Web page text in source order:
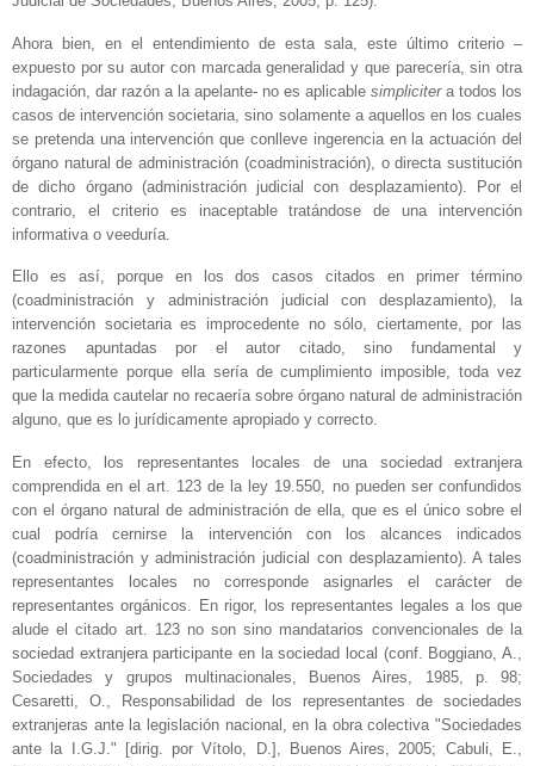
Ahora bien, en el entendimiento de esta sala, este último criterio –
expuesto por su autor con marcada generalidad y que parecería, sin otra
indagación, dar razón a la apelante- no es aplicable simpliciter a todos los
casos de intervención societaria, sino solamente a aquellos en los cuales
se pretenda una intervención que conlleve ingerencia en la actuación del
órgano natural de administración (coadministración), o directa sustitución
de dicho órgano (administración judicial con desplazamiento). Por el
contrario, el criterio es inaceptable tratándose de una intervención
informativa o veeduría.
Ello es así, porque en los dos casos citados en primer término
(coadministración y administración judicial con desplazamiento), la
intervención societaria es improcedente no sólo, ciertamente, por las
razones apuntadas por el autor citado, sino fundamental y
particularmente porque ella sería de cumplimiento imposible, toda vez
que la medida cautelar no recaería sobre órgano natural de administración
alguno, que es lo jurídicamente apropiado y correcto.
En efecto, los representantes locales de una sociedad extranjera
comprendida en el art. 123 de la ley 19.550, no pueden ser confundidos
con el órgano natural de administración de ella, que es el único sobre el
cual podría cernirse la intervención con los alcances indicados
(coadministración y administración judicial con desplazamiento). A tales
representantes locales no corresponde asignarles el carácter de
representantes orgánicos. En rigor, los representantes legales a los que
alude el citado art. 123 no son sino mandatarios convencionales de la
sociedad extranjera participante en la sociedad local (conf. Boggiano, A.,
Sociedades y grupos multinacionales, Buenos Aires, 1985, p. 98;
Cesaretti, O., Responsabilidad de los representantes de sociedades
extranjeras ante la legislación nacional, en la obra colectiva "Sociedades
ante la I.G.J." [dirig. por Vítolo, D.], Buenos Aires, 2005; Cabuli, E.,